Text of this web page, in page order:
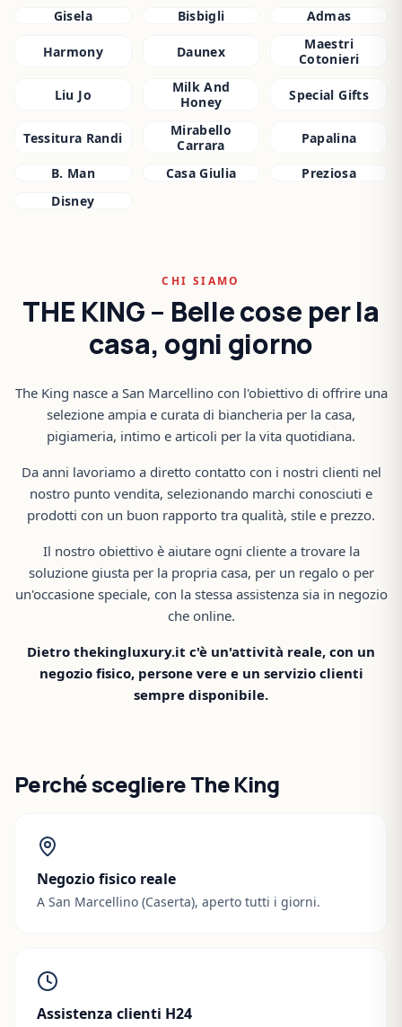
Gisela Bisbigli Admas
Harmony Daunex
Maestri
Cotonieri
Liu Jo
Milk And
Honey
Special Gifts
Tessitura Randi
Mirabello
Carrara
Papalina
B. Man Casa Giulia
Preziosa
Disney
CHI SIAMO
THE KING – Belle cose per la
casa, ogni giorno
The King nasce a San Marcellino con l'obiettivo di offrire una
selezione ampia e curata di biancheria per la casa,
pigiameria, intimo e articoli per la vita quotidiana.
Da anni lavoriamo a diretto contatto con i nostri clienti nel
nostro punto vendita, selezionando marchi conosciuti e
prodotti con un buon rapporto tra qualità, stile e prezzo.
Il nostro obiettivo è aiutare ogni cliente a trovare la
soluzione giusta per la propria casa, per un regalo o per
un'occasione speciale, con la stessa assistenza sia in negozio
che online.
Dietro thekingluxury.it c'è un'attività reale, con un
negozio fisico, persone vere e un servizio clienti
sempre disponibile.
Perché scegliere The King
Negozio fisico reale
A San Marcellino (Caserta), aperto tutti i giorni.
Assistenza clienti H24